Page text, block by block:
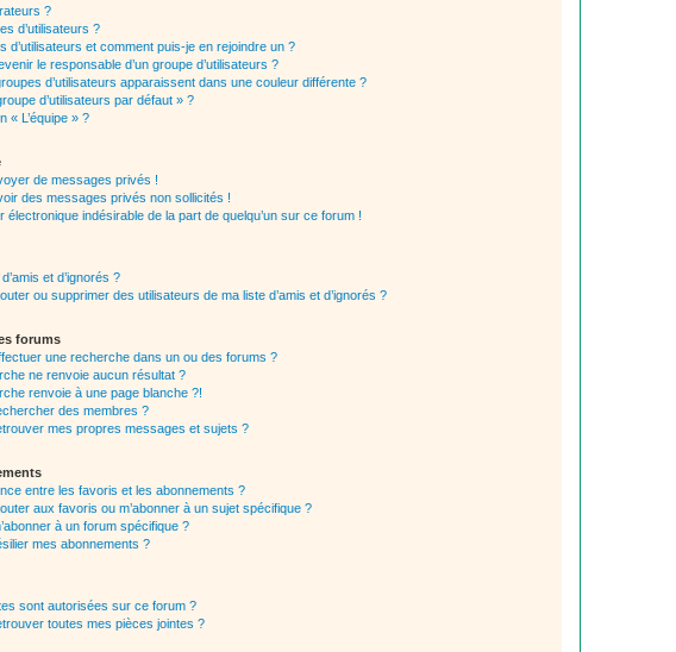
?
d’utilisateurs ?
d’utilisateurs et comment puis-je en rejoindre un ?
le responsable d’un groupe d’utilisateurs ?
d’utilisateurs apparaissent dans une couleur différente ?
d’utilisateurs par défaut » ?
« L’équipe » ?
de messages privés !
des messages privés non sollicités !
électronique indésirable de la part de quelqu’un sur ce forum !
et d’ignorés ?
ou supprimer des utilisateurs de ma liste d’amis et d’ignorés ?
forums
une recherche dans un ou des forums ?
ne renvoie aucun résultat ?
renvoie à une page blanche ?!
des membres ?
mes propres messages et sujets ?
entre les favoris et les abonnements ?
aux favoris ou m’abonner à un sujet spécifique ?
à un forum spécifique ?
mes abonnements ?
sont autorisées sur ce forum ?
toutes mes pièces jointes ?